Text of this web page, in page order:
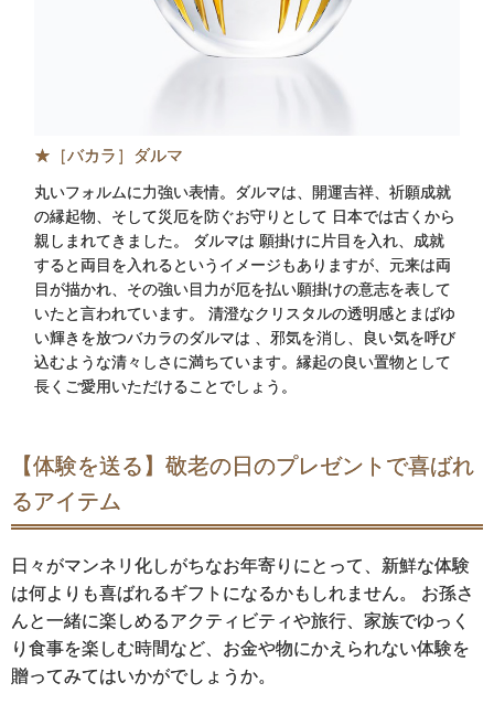
★［バカラ］ダルマ
丸いフォルムに力強い表情。ダルマは、開運吉祥、祈願成就
の縁起物、そして災厄を防ぐお守りとして 日本では古くから
親しまれてきました。 ダルマは 願掛けに片目を入れ、成就
すると両目を入れるというイメージもありますが、元来は両
目が描かれ、その強い目力が厄を払い願掛けの意志を表して
いたと言われています。 清澄なクリスタルの透明感とまばゆ
い輝きを放つバカラのダルマは 、邪気を消し、良い気を呼び
込むような清々しさに満ちています。縁起の良い置物として
長くご愛用いただけることでしょう。
【体験を送る】敬老の日のプレゼントで喜ばれ
るアイテム
日々がマンネリ化しがちなお年寄りにとって、新鮮な体験
は何よりも喜ばれるギフトになるかもしれません。 お孫さ
んと一緒に楽しめるアクティビティや旅行、家族でゆっく
り食事を楽しむ時間など、お金や物にかえられない体験を
贈ってみてはいかがでしょうか。